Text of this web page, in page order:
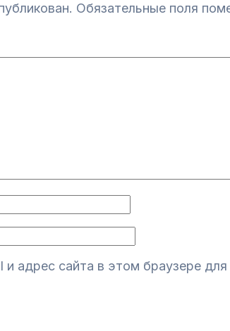
Обязательные поля
и адрес сайта в этом браузере